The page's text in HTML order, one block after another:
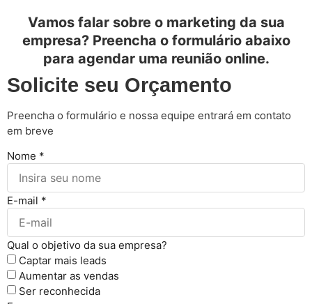
Vamos falar sobre o marketing da sua
empresa? Preencha o formulário abaixo
para agendar uma reunião online.
Solicite seu Orçamento
Preencha o formulário e nossa equipe entrará em contato
em breve
Nome *
E-mail *
Qual o objetivo da sua empresa?
Captar mais leads
Aumentar as vendas
Ser reconhecida